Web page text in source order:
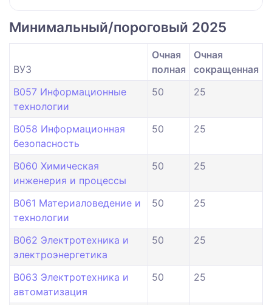
Минимальный/пороговый 2025
ВУЗ
Очная
полная
Очная
сокращенная
B057 Информационные
технологии
50 25
B058 Информационная
безопасность
50 25
B060 Химическая
инженерия и процессы
50 25
B061 Материаловедение и
технологии
50 25
B062 Электротехника и
электроэнергетика
50 25
B063 Электротехника и
автоматизация
50 25